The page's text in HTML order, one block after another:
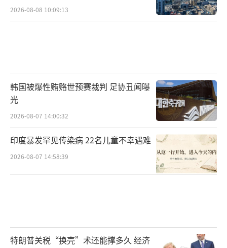
2026-08-08 10:09:13
韩国被爆性贿赂世预赛裁判 足协丑闻曝
光
2026-08-07 14:00:32
印度暴发罕见传染病 22名儿童不幸遇难
2026-08-07 14:58:39
特朗普关税“换壳”术还能撑多久 经济